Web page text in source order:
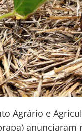
Agrário e